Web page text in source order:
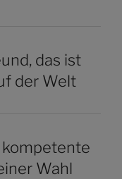
das ist
der Welt
Wahl